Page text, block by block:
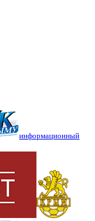
информационный